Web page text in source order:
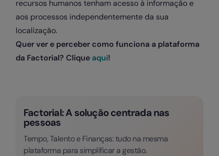
recursos humanos tenham acesso à informação e
aos processos independentemente da sua
localização.
Quer ver e perceber como funciona a plataforma
da Factorial? Clique aqui!
Factorial: A solução centrada nas
pessoas
Tempo, Talento e Finanças: tudo na mesma
plataforma para simplificar a gestão.